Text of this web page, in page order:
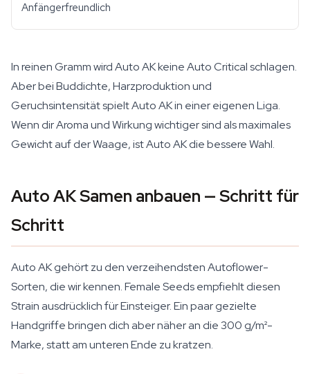
Anfängerfreundlich
In reinen Gramm wird Auto AK keine Auto Critical schlagen.
Aber bei Buddichte, Harzproduktion und
Geruchsintensität spielt Auto AK in einer eigenen Liga.
Wenn dir Aroma und Wirkung wichtiger sind als maximales
Gewicht auf der Waage, ist Auto AK die bessere Wahl.
Auto AK Samen anbauen — Schritt für
Schritt
Auto AK gehört zu den verzeihendsten Autoflower-
Sorten, die wir kennen. Female Seeds empfiehlt diesen
Strain ausdrücklich für Einsteiger. Ein paar gezielte
Handgriffe bringen dich aber näher an die 300 g/m²-
Marke, statt am unteren Ende zu kratzen.